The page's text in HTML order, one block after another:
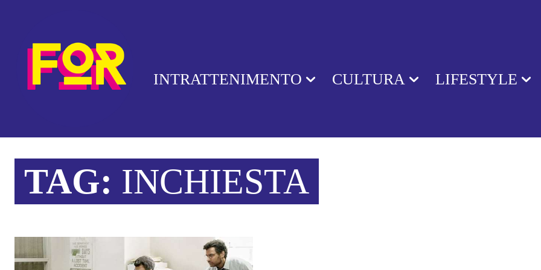
INTRATTENIMENTO CULTURA LIFESTYLE
TAG: INCHIESTA